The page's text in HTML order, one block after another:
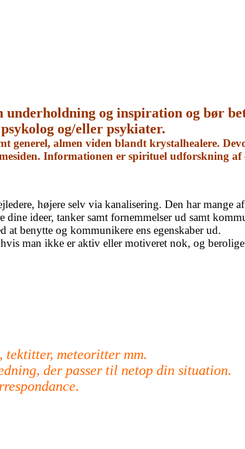
og inspiration og bør
og/eller psykiater.
generel, almen viden blandt krystalhealere.
Informationen er spirituel udforskning
højere selv via kanalisering. Den har mange af
ideer, tanker samt fornemmelser ud samt
benytte og kommunikere ens egenskaber ud.
man ikke er aktiv eller motiveret nok, og
tektitter, meteoritter mm.
der passer til netop din situation.